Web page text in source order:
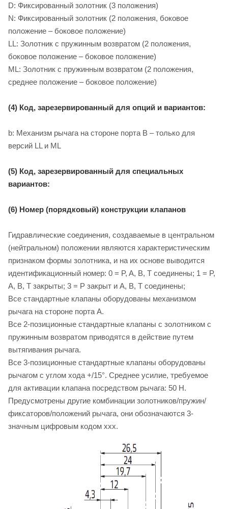
D: Фиксированный золотник (3 положения)
N: Фиксированный золотник (2 положения, боковое
положение – боковое положение)
LL: Золотник с пружинным возвратом (2 положения,
боковое положение – боковое положение)
ML: Золотник с пружинным возвратом (2 положения,
среднее положение – боковое положение)
(4) Код, зарезервированный для опций и вариантов:
b: Механизм рычага на стороне порта B – только для
версий LL и ML
(5) Код, зарезервированный для специальных
вариантов:
(6) Номер (порядковый) конструкции клапанов
Гидравлические соединения, создаваемые в центральном
(нейтральном) положении являются характеристическим
признаком формы золотника, и на их основе выводится
идентификационный номер: 0 = P, A, B, T соединены; 1 = P,
A, B, T закрыты; 3 = P закрыт и A, B, T соединены;
Все стандартные клапаны оборудованы механизмом
рычага на стороне порта A.
Все 2-позиционные стандартные клапаны с золотником с
пружинным возвратом приводятся в действие путем
вытягивания рычага.
Все 3-позиционные стандартные клапаны оборудованы
рычагом с углом хода +/15°. Среднее усилие, требуемое
для активации клапана посредством рычага: 50 Н.
Предусмотрены другие комбинации золотников/пружин/
фиксаторов/положений рычага, они обозначаются 3-
значным цифровым кодом xxx.